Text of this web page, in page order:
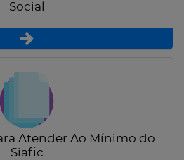
Social
Atender Ao Mínimo do
Siafic